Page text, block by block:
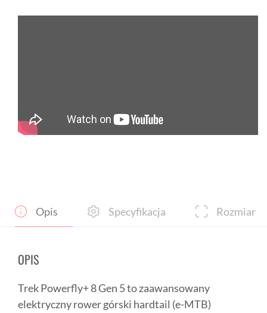
Opis Specyfikacja Rozmiar
OPIS
Trek Powerfly+ 8 Gen 5 to zaawansowany
elektryczny rower górski hardtail (e-MTB)